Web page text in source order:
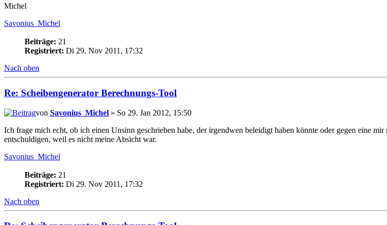
Michel
Savonius_Michel
Beiträge: 21
Registriert: Di 29. Nov 2011, 17:32
Nach oben
Re: Scheibengenerator Berechnungs-Tool
von Savonius_Michel » So 29. Jan 2012, 15:50
Ich frage mich echt, ob ich einen Unsinn geschrieben habe, der irgendwen beleidigt haben könnte oder gegen eine
entschuldigen, weil es nicht meine Absicht war.
Savonius_Michel
Beiträge: 21
Registriert: Di 29. Nov 2011, 17:32
Nach oben